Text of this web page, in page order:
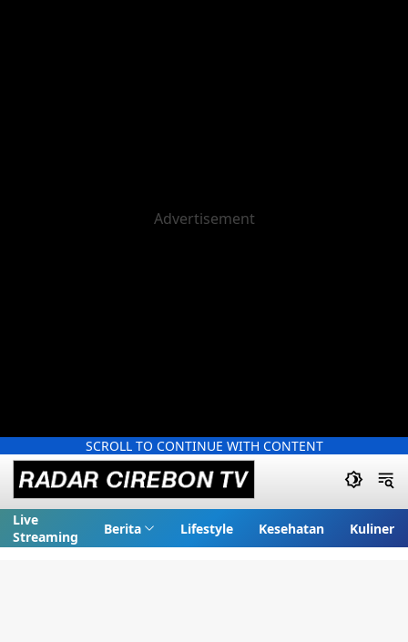
SCROLL TO CONTINUE WITH CONTENT
Live
Streaming
Berita Lifestyle Kesehatan Kuliner